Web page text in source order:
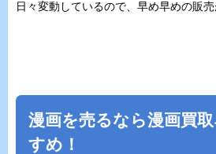
日々変動しているので、早め早めの販売
漫画を売るなら漫画買
すめ！